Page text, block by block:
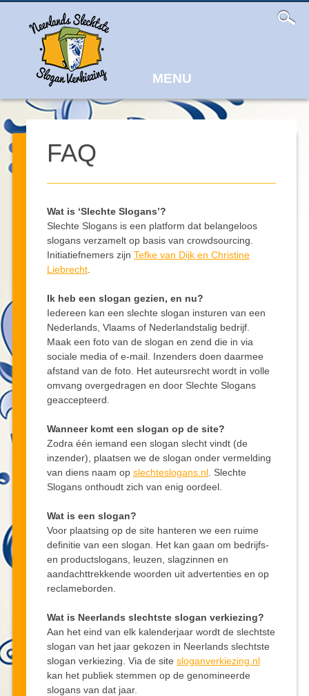
MENU
FAQ
Wat is ‘Slechte Slogans’?
Slechte Slogans is een platform dat belangeloos
slogans verzamelt op basis van crowdsourcing.
Initiatiefnemers zijn Tefke van Dijk en Christine
Liebrecht.
Ik heb een slogan gezien, en nu?
Iedereen kan een slechte slogan insturen van een
Nederlands, Vlaams of Nederlandstalig bedrijf.
Maak een foto van de slogan en zend die in via
sociale media of e-mail. Inzenders doen daarmee
afstand van de foto. Het auteursrecht wordt in volle
omvang overgedragen en door Slechte Slogans
geaccepteerd.
Wanneer komt een slogan op de site?
Zodra één iemand een slogan slecht vindt (de
inzender), plaatsen we de slogan onder vermelding
van diens naam op slechteslogans.nl. Slechte
Slogans onthoudt zich van enig oordeel.
Wat is een slogan?
Voor plaatsing op de site hanteren we een ruime
definitie van een slogan. Het kan gaan om bedrijfs-
en productslogans, leuzen, slagzinnen en
aandachttrekkende woorden uit advertenties en op
reclameborden.
Wat is Neerlands slechtste slogan verkiezing?
Aan het eind van elk kalenderjaar wordt de slechtste
slogan van het jaar gekozen in Neerlands slechtste
slogan verkiezing. Via de site sloganverkiezing.nl
kan het publiek stemmen op de genomineerde
slogans van dat jaar.